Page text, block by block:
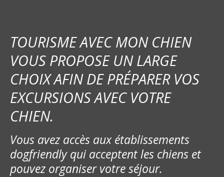
TOURISME AVEC MON CHIEN
VOUS PROPOSE UN LARGE
CHOIX AFIN DE PRÉPARER VOS
EXCURSIONS AVEC VOTRE
CHIEN.
Vous avez accès aux établissements
dogfriendly qui acceptent les chiens et
pouvez organiser votre séjour.